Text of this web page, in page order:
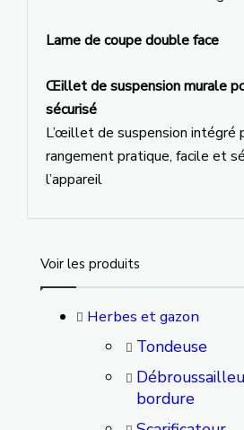
Lame de coupe double face
Œillet de suspension murale
sécurisé
L’œillet de suspension intégré
rangement pratique, facile et
l’appareil
Voir les produits
Herbes et gazon
Tondeuse
bordure